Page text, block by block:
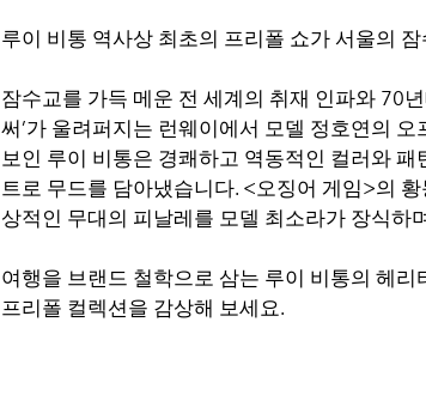
루이 비통 역사상 최초의 프리폴 쇼가 서울의
잠수교를 가득 메운 전 세계의 취재 인파와 70
써’가 울려퍼지는 런웨이에서 모델 정호연의
보인 루이 비통은 경쾌하고 역동적인 컬러와
트로 무드를 담아냈습니다. <오징어 게임>의
상적인 무대의 피날레를 모델 최소라가 장식하
여행을 브랜드 철학으로 삼는 루이 비통의 헤
프리폴 컬렉션을 감상해 보세요.